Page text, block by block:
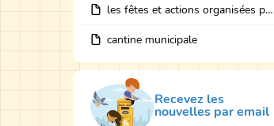
les fêtes et actions organisées par les bureaux
cantine municipale
Recevez les
nouvelles par email